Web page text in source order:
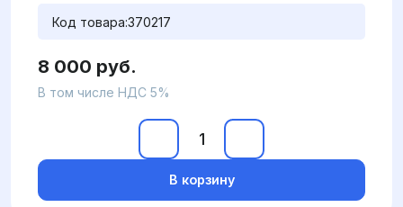
Код товара:370217
8 000 руб.
В том числе НДС 5%
В корзину